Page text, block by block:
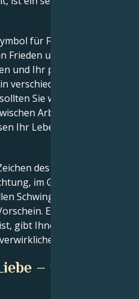
für Frieden, Liebe
Frieden und Harmonie in
und Ihr persönliches
verschiedenen
Sie wissen, dass Sie
Arbeit und Familie
Ihr Leben zu 100% im
des spirituellen
im Gegenteil. Sie
Schwingungen in Ihrem
Ein Leben, das
gibt Ihnen die Kraft, alle
– was